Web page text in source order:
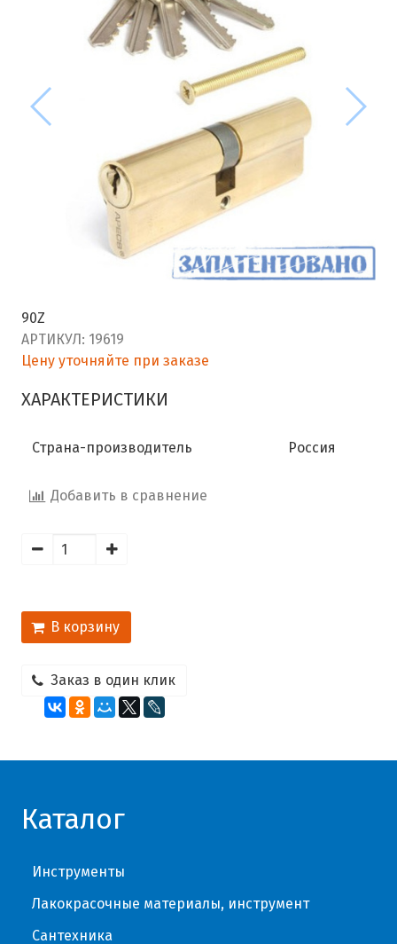
90Z
АРТИКУЛ: 19619
Цену уточняйте при заказе
ХАРАКТЕРИСТИКИ
Страна-производитель Россия
Добавить в сравнение
В корзину
Заказ в один клик
Каталог
Инструменты
Лакокрасочные материалы, инструмент
Сантехника